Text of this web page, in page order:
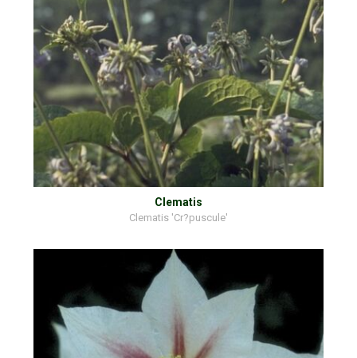
Clematis
Clematis 'Cr?puscule'